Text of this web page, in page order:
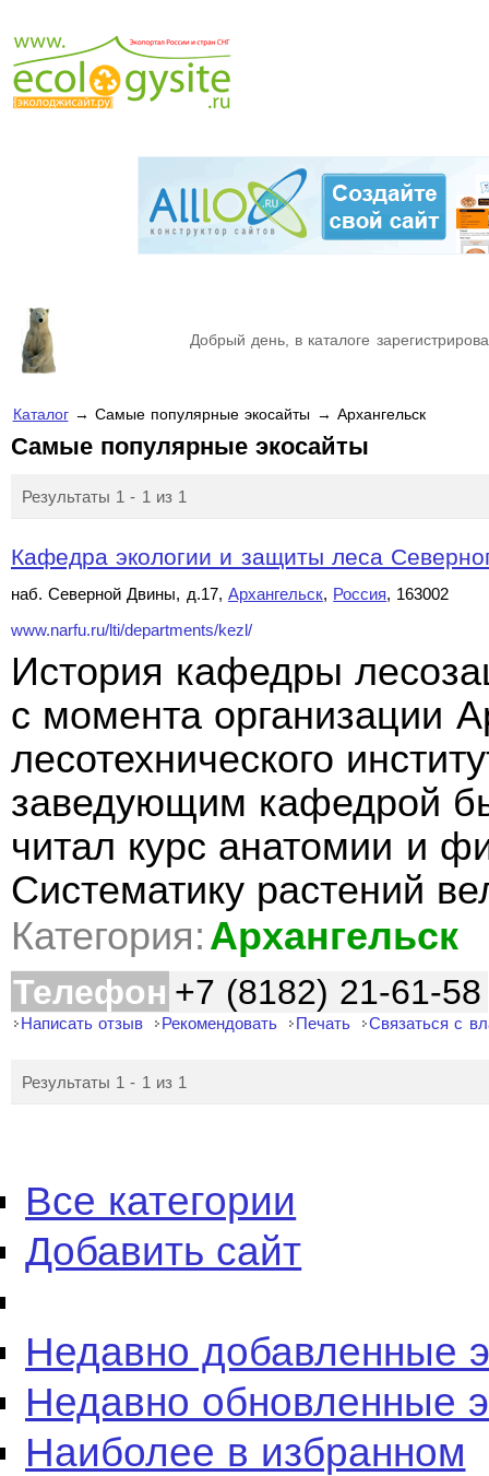
Добрый день, в каталоге
Каталог→ Самые популярные экосайты → Архангельск
Самые популярные экосайты
Результаты 1 - 1 из 1
Кафедра экологии и защиты леса
наб. Северной Двины, д.17, Архангельск, Россия, 163002
www.narfu.ru/lti/departments/kezl/
История кафедры
с момента организации
лесотехнического
заведующим кафедрой
читал курс анатомии и
Систематику растений
Категория: Архангельск
Телефон +7 (8182) 21-61-58
Написать отзыв Рекомендовать Печать Связаться с
Результаты 1 - 1 из 1
Все категории
Добавить сайт
Недавно добавленные
Недавно обновленные
Наиболее в избранном